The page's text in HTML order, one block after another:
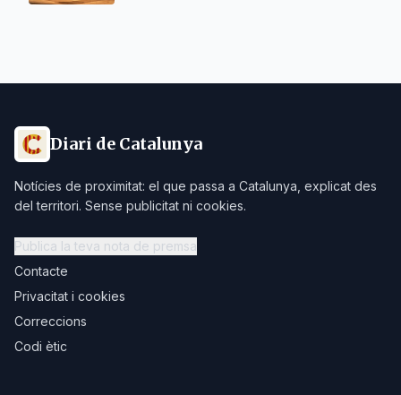
Diari de Catalunya
Notícies de proximitat: el que passa a Catalunya, explicat des
del territori. Sense publicitat ni cookies.
Publica la teva nota de premsa
Contacte
Privacitat i cookies
Correccions
Codi ètic